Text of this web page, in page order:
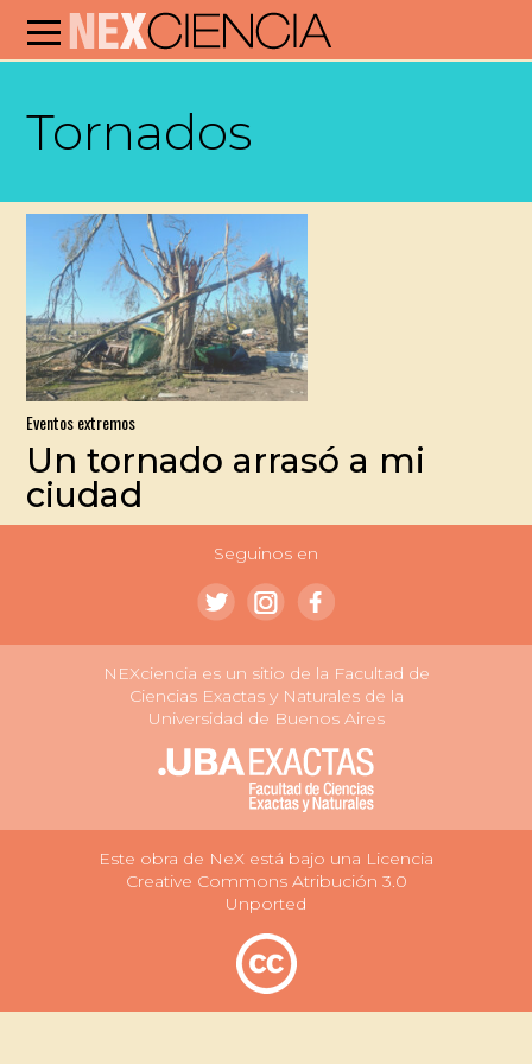
Tornados
Eventos extremos
Un tornado arrasó a mi
ciudad
Seguinos en
NEXciencia es un sitio de la Facultad de
Ciencias Exactas y Naturales de la
Universidad de Buenos Aires
Este obra de NeX está bajo una Licencia
Creative Commons Atribución 3.0
Unported